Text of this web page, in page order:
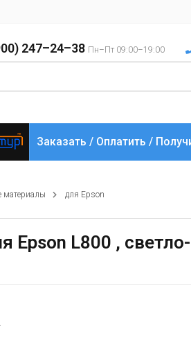
247–24–38 Пн–Пт 09:00–19:00
Заказать / Оплатить /
материалы для Epson
Epson L800 ,